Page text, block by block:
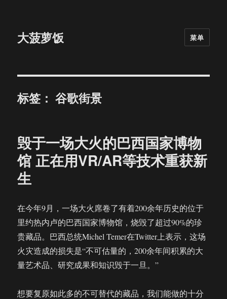
大菠萝饭 菜单
标签：谷歌街景
毁于一场大火的巴西国家博物
馆 正在用VR/AR等技术重获新
生
在今年9月，一场大火席卷了有着200余年历史的位于
里约热内卢的巴西国家博物馆，烧毁了超过90%的珍
贵藏品。巴西总统Michel Temer在Twitter上表示，这场
火灾造成的损失是“不可估量的，200余年间积累的大
量艺术品、研究成果和知识毁于一旦。”
想要复原如此多的不可替代的藏品，我们能做的十分